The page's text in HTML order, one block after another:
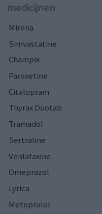
medicijnen
Mirena
Simvastatine
Champix
Paroxetine
Citalopram
Thyrax Duotab
Tramadol
Sertraline
Venlafaxine
Omeprazol
Lyrica
Metoprolol